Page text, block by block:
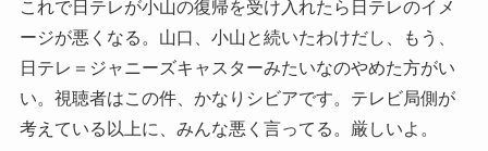
これで日テレが小山の復帰を受け入れたら日テレのイメ
ージが悪くなる。山口、小山と続いたわけだし、もう、
日テレ＝ジャニーズキャスターみたいなのやめた方がい
い。視聴者はこの件、かなりシビアです。テレビ局側が
考えている以上に、みんな悪く言ってる。厳しいよ。